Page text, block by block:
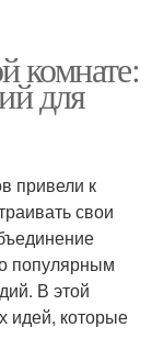
комнате:
для
привели к
свои
популярным
В этой
идей, которые